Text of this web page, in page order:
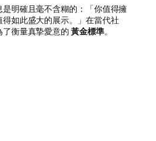
明確且毫不含糊的：「你值得擁
如此盛大的展示。」在當代社
衡量真摯愛意的 黃金標準。